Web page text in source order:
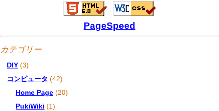
PageSpeed
カテゴリー
DIY (3)
コンピュータ (42)
Home Page (20)
PukiWiki (1)